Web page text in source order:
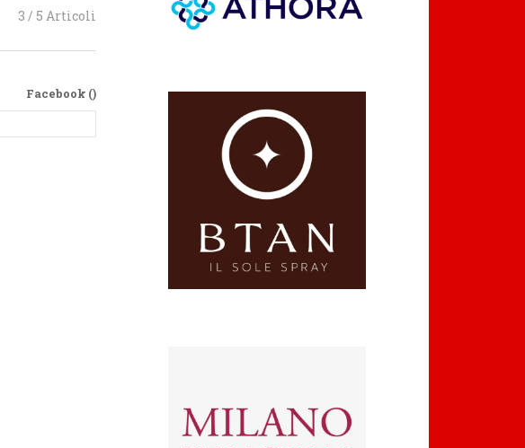
3 / 5 Articoli
Facebook ()